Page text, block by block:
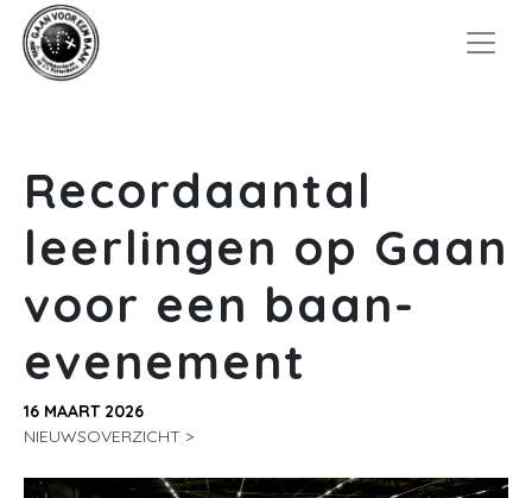
Recordaantal
leerlingen op Gaan
voor een baan-
evenement
16 MAART 2026
NIEUWSOVERZICHT >